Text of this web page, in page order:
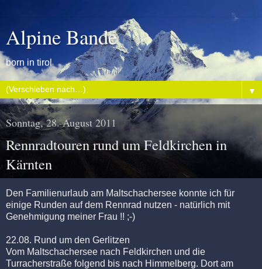
Alpine Bande
born in tirol
▼
Sonntag, 28. August 2011
Rennradtouren rund um Feldkirchen in
Kärnten
Den Familienurlaub am Maltschachersee konnte ich für
einige Runden auf dem Rennrad nutzen - natürlich mit
Genehmigung meiner Frau !! ;-)
22.08. Rund um den Gerlitzen
Vom Maltschachersee nach Feldkirchen und die
Turracherstraße folgend bis nach Himmelberg. Dort am